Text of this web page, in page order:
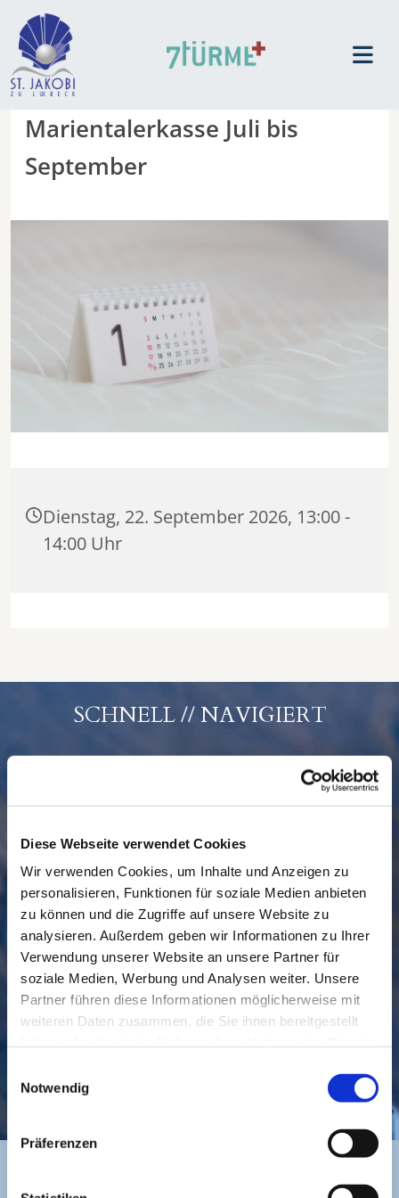
Diese Webseite verwendet Cookies
Wir verwenden Cookies, um Inhalte und Anzeigen zu
personalisieren, Funktionen für soziale Medien anbieten
zu können und die Zugriffe auf unsere Website zu
analysieren. Außerdem geben wir Informationen zu Ihrer
Verwendung unserer Website an unsere Partner für
soziale Medien, Werbung und Analysen weiter. Unsere
Partner führen diese Informationen möglicherweise mit
weiteren Daten zusammen, die Sie ihnen bereitgestellt
Notwendig
Präferenzen
Marientalerkasse Juli bis
September
Dienstag, 22. September 2026, 13:00 -
14:00 Uhr
SCHNELL // NAVIGIERT
GEMEINDE BESUCHEN